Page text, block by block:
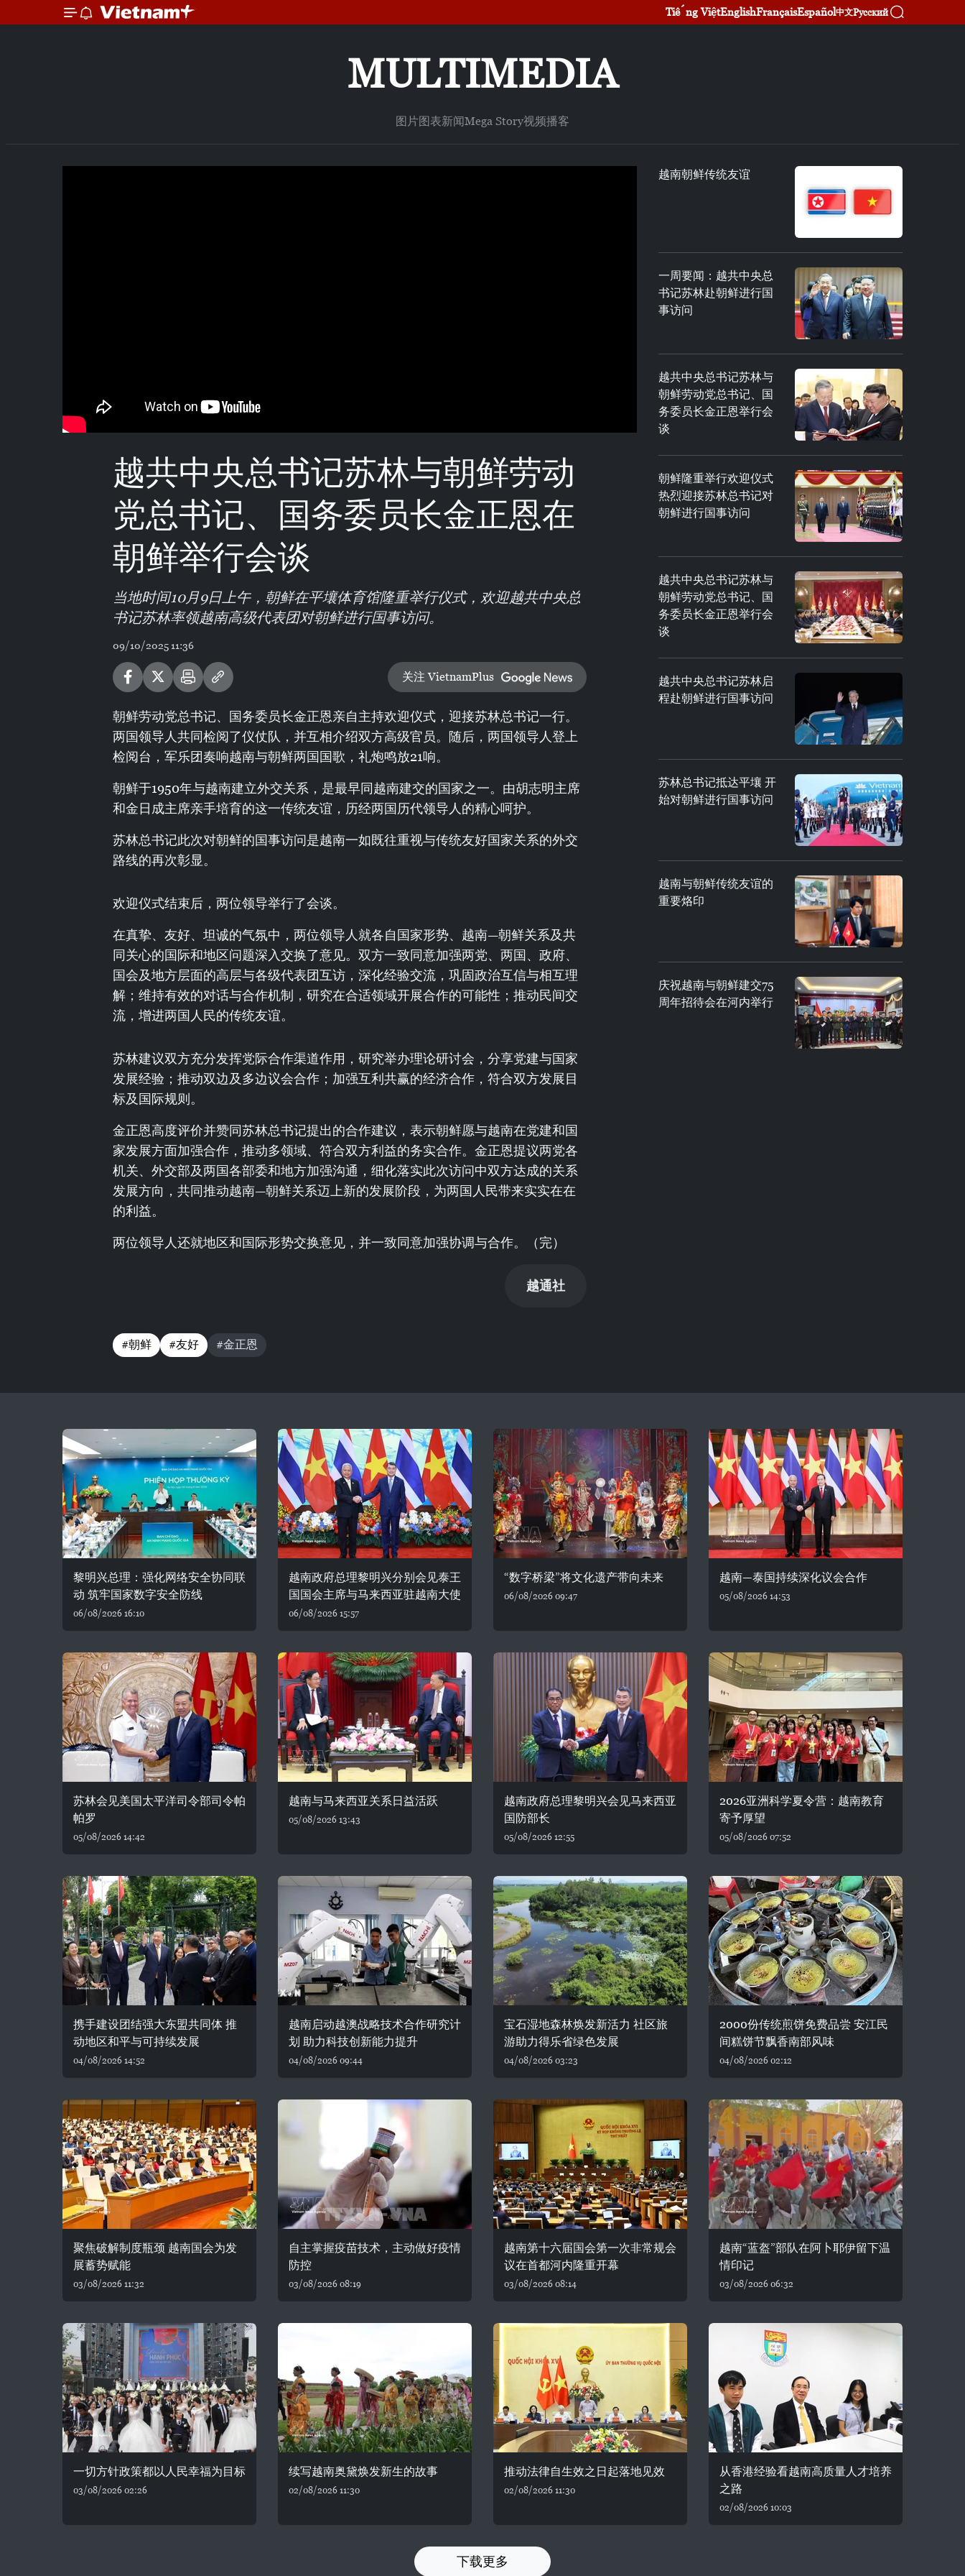
Tiếng ViệtEnglishFrançaisEspañol中文Русский
MULTIMEDIA
图片图表新闻Mega Story视频播客
越共中央总书记苏林与朝鲜劳动
党总书记、国务委员长金正恩在
朝鲜举行会谈
当地时间10月9日上午，朝鲜在平壤体育馆隆重举行仪式，欢迎越共中央总
书记苏林率领越南高级代表团对朝鲜进行国事访问。
09/10/2025 11:36
关注 VietnamPlus
朝鲜劳动党总书记、国务委员长金正恩亲自主持欢迎仪式，迎接苏林总书记一行。
两国领导人共同检阅了仪仗队，并互相介绍双方高级官员。随后，两国领导人登上
检阅台，军乐团奏响越南与朝鲜两国国歌，礼炮鸣放21响。
朝鲜于1950年与越南建立外交关系，是最早同越南建交的国家之一。由胡志明主席
和金日成主席亲手培育的这一传统友谊，历经两国历代领导人的精心呵护。
苏林总书记此次对朝鲜的国事访问是越南一如既往重视与传统友好国家关系的外交
路线的再次彰显。
欢迎仪式结束后，两位领导举行了会谈。
在真挚、友好、坦诚的气氛中，两位领导人就各自国家形势、越南—朝鲜关系及共
同关心的国际和地区问题深入交换了意见。双方一致同意加强两党、两国、政府、
国会及地方层面的高层与各级代表团互访，深化经验交流，巩固政治互信与相互理
解；维持有效的对话与合作机制，研究在合适领域开展合作的可能性；推动民间交
流，增进两国人民的传统友谊。
苏林建议双方充分发挥党际合作渠道作用，研究举办理论研讨会，分享党建与国家
发展经验；推动双边及多边议会合作；加强互利共赢的经济合作，符合双方发展目
标及国际规则。
金正恩高度评价并赞同苏林总书记提出的合作建议，表示朝鲜愿与越南在党建和国
家发展方面加强合作，推动多领域、符合双方利益的务实合作。金正恩提议两党各
机关、外交部及两国各部委和地方加强沟通，细化落实此次访问中双方达成的关系
发展方向，共同推动越南—朝鲜关系迈上新的发展阶段，为两国人民带来实实在在
的利益。
两位领导人还就地区和国际形势交换意见，并一致同意加强协调与合作。（完）
越通社
#朝鲜 #友好 #金正恩
越南朝鲜传统友谊
一周要闻：越共中央总
书记苏林赴朝鲜进行国
事访问
越共中央总书记苏林与
朝鲜劳动党总书记、国
务委员长金正恩举行会
谈
朝鲜隆重举行欢迎仪式
热烈迎接苏林总书记对
朝鲜进行国事访问
越共中央总书记苏林与
朝鲜劳动党总书记、国
务委员长金正恩举行会
谈
越共中央总书记苏林启
程赴朝鲜进行国事访问
苏林总书记抵达平壤 开
始对朝鲜进行国事访问
越南与朝鲜传统友谊的
重要烙印
庆祝越南与朝鲜建交75
周年招待会在河内举行
黎明兴总理：强化网络安全协同联
动 筑牢国家数字安全防线
06/08/2026 16:10
越南政府总理黎明兴分别会见泰王
国国会主席与马来西亚驻越南大使
06/08/2026 15:57
“数字桥梁”将文化遗产带向未来
06/08/2026 09:47
越南—泰国持续深化议会合作
05/08/2026 14:53
苏林会见美国太平洋司令部司令帕
帕罗
05/08/2026 14:42
越南与马来西亚关系日益活跃
05/08/2026 13:43
越南政府总理黎明兴会见马来西亚
国防部长
05/08/2026 12:55
2026亚洲科学夏令营：越南教育
寄予厚望
05/08/2026 07:52
携手建设团结强大东盟共同体 推
动地区和平与可持续发展
04/08/2026 14:52
越南启动越澳战略技术合作研究计
划 助力科技创新能力提升
04/08/2026 09:44
宝石湿地森林焕发新活力 社区旅
游助力得乐省绿色发展
04/08/2026 03:23
2000份传统煎饼免费品尝 安江民
间糕饼节飘香南部风味
04/08/2026 02:12
聚焦破解制度瓶颈 越南国会为发
展蓄势赋能
03/08/2026 11:32
自主掌握疫苗技术，主动做好疫情
防控
03/08/2026 08:19
越南第十六届国会第一次非常规会
议在首都河内隆重开幕
03/08/2026 08:14
越南“蓝盔”部队在阿卜耶伊留下温
情印记
03/08/2026 06:32
一切方针政策都以人民幸福为目标
03/08/2026 02:26
续写越南奥黛焕发新生的故事
02/08/2026 11:30
推动法律自生效之日起落地见效
02/08/2026 11:30
从香港经验看越南高质量人才培养
之路
02/08/2026 10:03
下载更多